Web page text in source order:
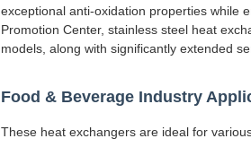
exceptional anti-oxidation properties while
Promotion Center, stainless steel heat
models, along with significantly extended
Food & Beverage Industry
These heat exchangers are ideal for